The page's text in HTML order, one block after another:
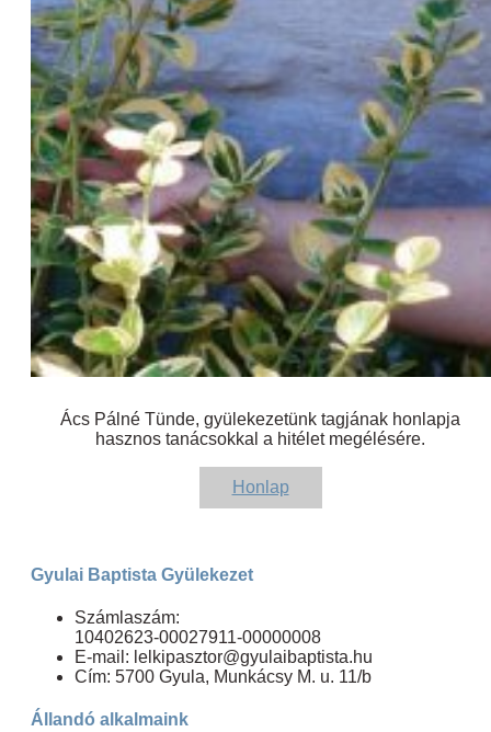
Ács Pálné Tünde, gyülekezetünk tagjának honlapja
hasznos tanácsokkal a hitélet megélésére.
Honlap
Gyulai Baptista Gyülekezet
Számlaszám:
10402623-00027911-00000008
E-mail: lelkipasztor@gyulaibaptista.hu
Cím: 5700 Gyula, Munkácsy M. u. 11/b
Állandó alkalmaink